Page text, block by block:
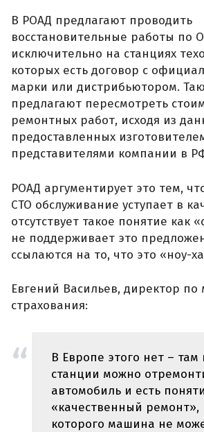
В РОАД предлагают проводить
восстановительные работы по
исключительно на станциях
которых есть договор с
марки или дистрибьютором.
предлагают пересмотреть
ремонтных работ, исходя из
предоставленных
представителями компании в
РОАД аргументирует это тем,
СТО обслуживание уступает в
отсутствует такое понятие как
не поддерживает это
ссылаются на то, что это «ноу-
Евгений Васильев, директор по
страхования:
В Европе этого нет –
станции можно
автомобиль и есть
«качественный ремонт»,
которого машина не